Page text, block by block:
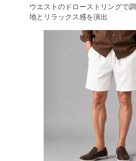
ウエストのドローストリングで
地とリラックス感を演出